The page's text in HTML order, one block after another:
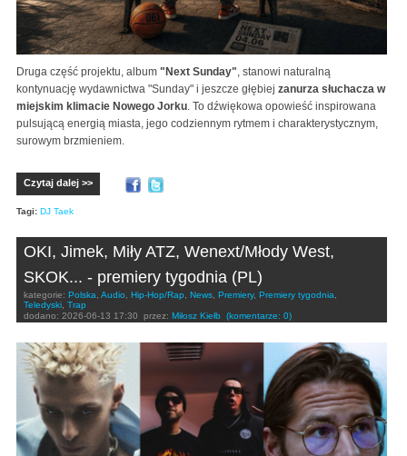
Druga część projektu, album "Next Sunday", stanowi naturalną
kontynuację wydawnictwa "Sunday" i jeszcze głębiej zanurza słuchacza w
miejskim klimacie Nowego Jorku. To dźwiękowa opowieść inspirowana
pulsującą energią miasta, jego codziennym rytmem i charakterystycznym,
surowym brzmieniem.
Czytaj dalej >>
Tagi: DJ Taek
OKI, Jimek, Miły ATZ, Wenext/Młody West,
SKOK... - premiery tygodnia (PL)
kategorie: Polska, Audio, Hip-Hop/Rap, News, Premiery, Premiery tygodnia,
Teledyski, Trap
dodano: 2026-06-13 17:30 przez: Miłosz Kiełb (komentarze: 0)